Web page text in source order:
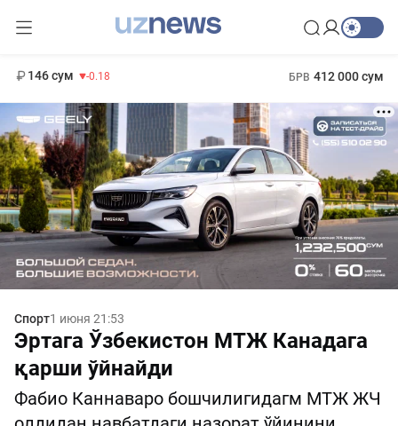
146 сум -0.18 БРВ 412 000 сум
Спорт1 июня 21:53
Эртага Ўзбекистон МТЖ Канадага
қарши ўйнайди
Фабио Каннаваро бошчилигидагм МТЖ ЖЧ